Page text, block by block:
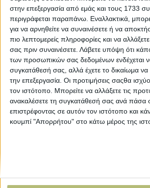
στην επεξεργασία από εμάς και τους 1733
περιγράφεται παραπάνω. Εναλλακτικά,
για να αρνηθείτε να συναινέσετε ή να
πιο λεπτομερείς πληροφορίες και να αλλάξετε
σας πριν συναινέσετε. Λάβετε υπόψη ότι
των προσωπικών σας δεδομένων ενδέχεται
συγκατάθεσή σας, αλλά έχετε το δικαίωμα να
την επεξεργασία. Οι προτιμήσεις σαςθα
τον ιστότοπο. Μπορείτε να αλλάξετε τις
ανακαλέσετε τη συγκατάθεσή σας ανά πάσα
επιστρέφοντας σε αυτόν τον ιστότοπο και
κουμπί "Απορρήτου" στο κάτω μέρος της
ΒΙΒΛΙΟΘΗΚΗ
e-
mail
Special Reports
Επικοινωνία